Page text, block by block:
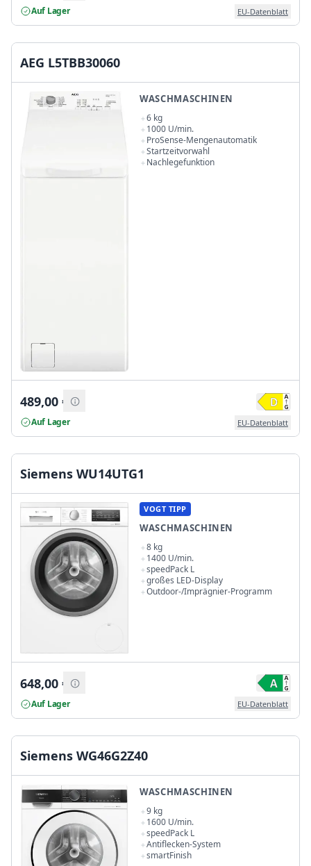
Auf Lager EU-Datenblatt
AEG L5TBB30060
WASCHMASCHINEN
6 kg
1000 U/min.
ProSense-Mengenautomatik
Startzeitvorwahl
Nachlegefunktion
489,00 €
Auf Lager EU-Datenblatt
Siemens WU14UTG1
VOGT TIPP
WASCHMASCHINEN
8 kg
1400 U/min.
speedPack L
großes LED-Display
Outdoor-/Imprägnier-Programm
648,00 €
Auf Lager EU-Datenblatt
Siemens WG46G2Z40
WASCHMASCHINEN
9 kg
1600 U/min.
speedPack L
Antiflecken-System
smartFinish